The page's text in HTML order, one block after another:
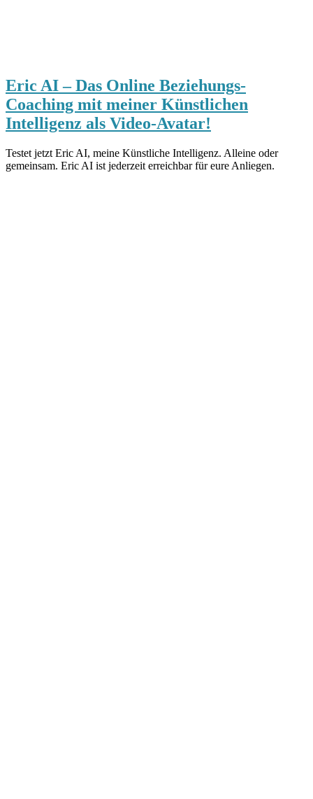
Eric AI – Das Online Beziehungs-
Coaching mit meiner Künstlichen
Intelligenz als Video-Avatar!
Testet jetzt Eric AI, meine Künstliche Intelligenz. Alleine oder
gemeinsam. Eric AI ist jederzeit erreichbar für eure Anliegen.